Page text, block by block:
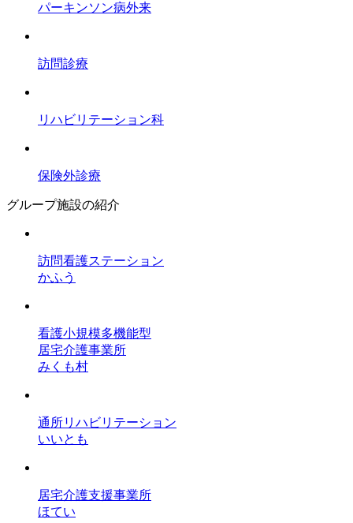
パーキンソン病外来
訪問診療
リハビリテーション科
保険外診療
グループ施設の紹介
訪問看護ステーション
かふう
看護小規模多機能型
居宅介護事業所
みくも村
通所リハビリテーション
いいとも
居宅介護支援事業所
ほてい